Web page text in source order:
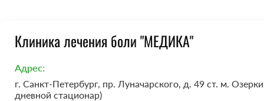
Клиника лечения боли "МЕДИКА"
Адрес:
г. Санкт-Петербург, пр. Луначарского, д. 49 ст. м.
дневной стационар)